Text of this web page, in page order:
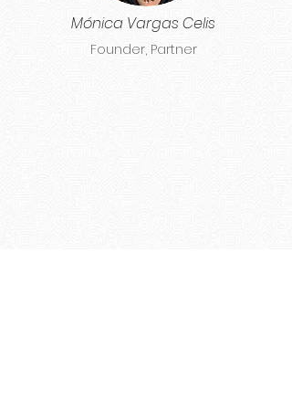
Mónica Vargas Celis
Founder, Partner